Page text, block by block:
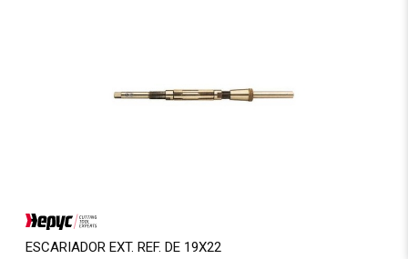
ESCARIADOR EXT. REF. DE 19X22